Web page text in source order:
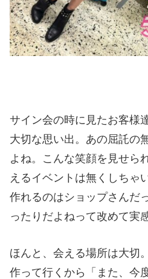
サイン会の時に見たお客様
大切な思い出。あの屈託の
よね。こんな笑顔を見せら
えるイベントは無くしちゃ
作れるのはショップさんだ
ったりだよねって改めて実
ほんと、会える場所は大切
作って行くから「また、今